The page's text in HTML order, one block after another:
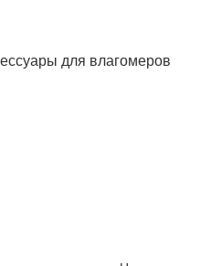
для влагомеров